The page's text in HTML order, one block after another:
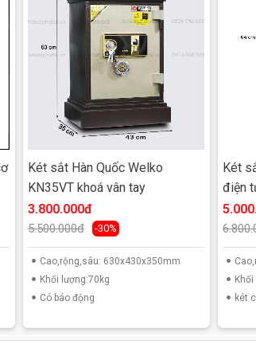
Két sắt Hàn Quốc Welko
KN35VT khoá vân tay
3.800.000đ
5.500.000đ -30%
Cao,rộng,sâu: 630x430x350mm
Khối lượng:70kg
Có báo động
Két
điện
két